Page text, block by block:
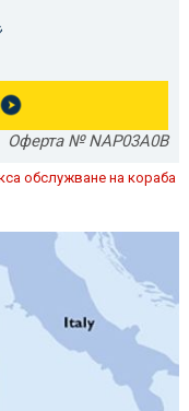
Оферта № NAP03A0B
обслужване на кораба